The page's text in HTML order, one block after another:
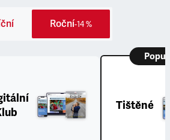
Roční-14 %
Tištěné